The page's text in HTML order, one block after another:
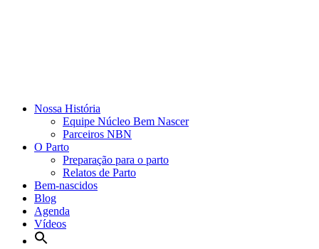
Nossa História
Equipe Núcleo Bem Nascer
Parceiros NBN
O Parto
Preparação para o parto
Relatos de Parto
Bem-nascidos
Blog
Agenda
Vídeos